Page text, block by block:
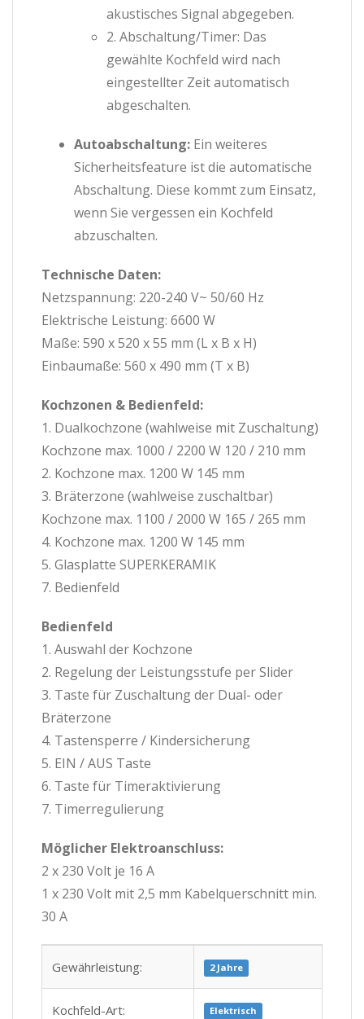
akustisches Signal abgegeben.
2. Abschaltung/Timer: Das
gewählte Kochfeld wird nach
eingestellter Zeit automatisch
abgeschalten.
Autoabschaltung: Ein weiteres
Sicherheitsfeature ist die automatische
Abschaltung. Diese kommt zum Einsatz,
wenn Sie vergessen ein Kochfeld
abzuschalten.
Technische Daten:
Netzspannung: 220-240 V~ 50/60 Hz
Elektrische Leistung: 6600 W
Maße: 590 x 520 x 55 mm (L x B x H)
Einbaumaße: 560 x 490 mm (T x B)
Kochzonen & Bedienfeld:
1. Dualkochzone (wahlweise mit Zuschaltung)
Kochzone max. 1000 / 2200 W 120 / 210 mm
2. Kochzone max. 1200 W 145 mm
3. Bräterzone (wahlweise zuschaltbar)
Kochzone max. 1100 / 2000 W 165 / 265 mm
4. Kochzone max. 1200 W 145 mm
5. Glasplatte SUPERKERAMIK
7. Bedienfeld
Bedienfeld
1. Auswahl der Kochzone
2. Regelung der Leistungsstufe per Slider
3. Taste für Zuschaltung der Dual- oder
Bräterzone
4. Tastensperre / Kindersicherung
5. EIN / AUS Taste
6. Taste für Timeraktivierung
7. Timerregulierung
Möglicher Elektroanschluss:
2 x 230 Volt je 16 A
1 x 230 Volt mit 2,5 mm Kabelquerschnitt min.
30 A
Gewährleistung: 2 Jahre
Kochfeld-Art: Elektrisch